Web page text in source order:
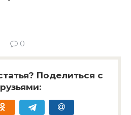
0
Поделиться с